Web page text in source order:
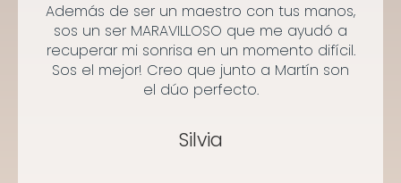
Además de ser un maestro con tus manos,
sos un ser MARAVILLOSO que me ayudó a
recuperar mi sonrisa en un momento difícil.
Sos el mejor! Creo que junto a Martín son
el dúo perfecto.
Silvia